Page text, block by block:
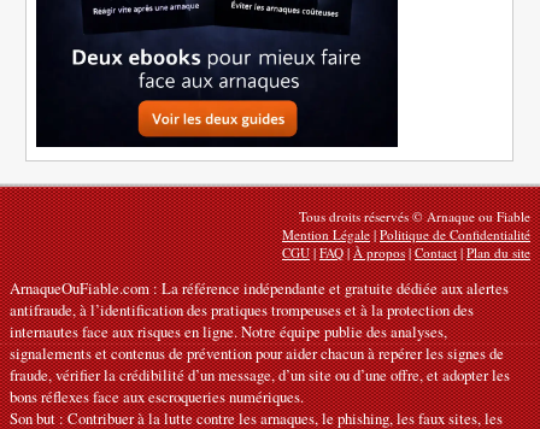
Tous droits réservés © Arnaque ou Fiable
Mention Légale|Politique de Confidentialité
CGU|FAQ|À propos|Contact|Plan du site
ArnaqueOuFiable.com : La référence indépendante et gratuite dédiée aux alertes
antifraude, à l’identification des pratiques trompeuses et à la protection des
internautes face aux risques en ligne. Notre équipe publie des analyses,
signalements et contenus de prévention pour aider chacun à repérer les signes de
fraude, vérifier la crédibilité d’un message, d’un site ou d’une offre, et adopter les
bons réflexes face aux escroqueries numériques.
Son but : Contribuer à la lutte contre les arnaques, le phishing, les faux sites, les